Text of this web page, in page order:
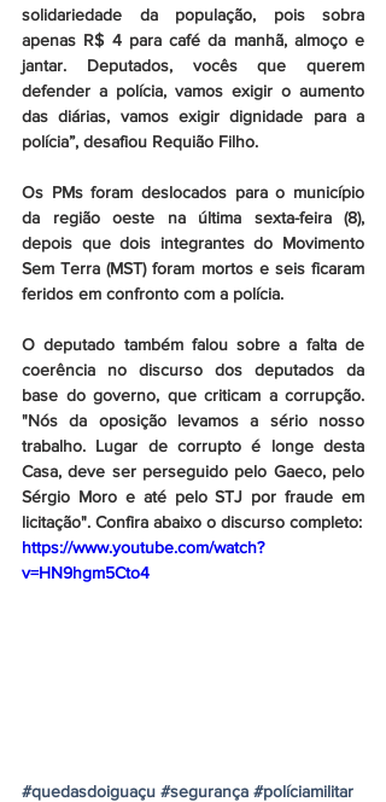
solidariedade da população, pois sobra
apenas R$ 4 para café da manhã, almoço e
jantar. Deputados, vocês que querem
defender a polícia, vamos exigir o aumento
das diárias, vamos exigir dignidade para a
polícia”, desafiou Requião Filho.
Os PMs foram deslocados para o município
da região oeste na última sexta-feira (8),
depois que dois integrantes do Movimento
Sem Terra (MST) foram mortos e seis ficaram
feridos em confronto com a polícia.
O deputado também falou sobre a falta de
coerência no discurso dos deputados da
base do governo, que criticam a corrupção.
"Nós da oposição levamos a sério nosso
trabalho. Lugar de corrupto é longe desta
Casa, deve ser perseguido pelo Gaeco, pelo
Sérgio Moro e até pelo STJ por fraude em
licitação". Confira abaixo o discurso completo:
https://www.youtube.com/watch?
v=HN9hgm5Cto4
#quedasdoiguaçu #segurança #políciamilitar